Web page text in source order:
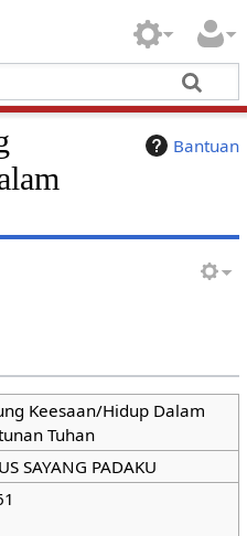
Bantuan
Keesaan/Hidup Dalam
Tuhan
SAYANG PADAKU